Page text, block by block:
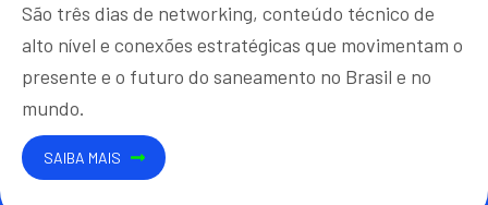
São três dias de networking, conteúdo técnico de
alto nível e conexões estratégicas que movimentam o
presente e o futuro do saneamento no Brasil e no
mundo.
SAIBA MAIS